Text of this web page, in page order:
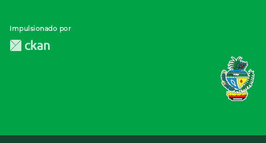
Impulsionado por